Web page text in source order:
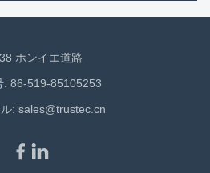
ホンイエ道路
: 86-519-85105253
: sales@trustec.cn